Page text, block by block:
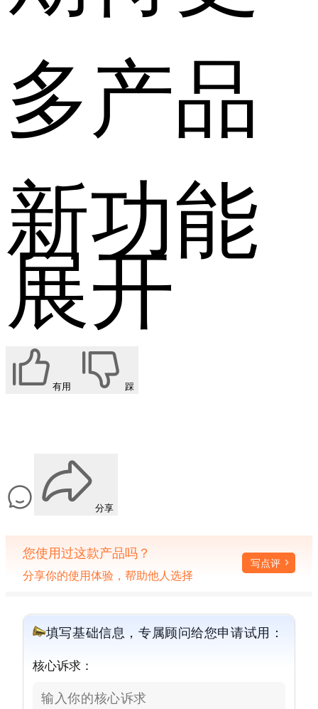
多产品
新功能
展开
有用 踩
分享
您使用过这款产品吗？
分享你的使用体验，帮助他人选择
写点评
填写基础信息，专属顾问给您申请试用：
核心诉求：